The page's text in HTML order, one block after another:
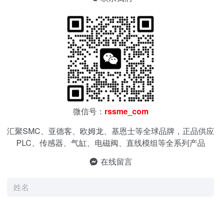
微信号： rssme_com
汇聚SMC、亚德客、欧姆龙、基恩士等全球品牌，正品供应
PLC、传感器、气缸、电磁阀、直线模组等全系列产品
在线留言